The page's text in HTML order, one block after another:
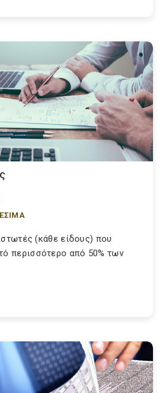
(κάθε είδους) που
περισσότερο από 50% των